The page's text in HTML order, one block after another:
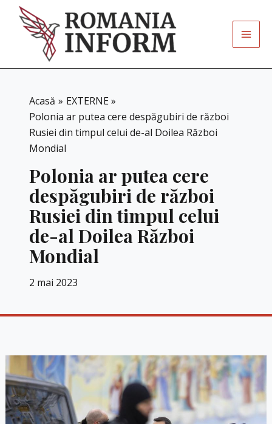
content
Acasă
EXTERNE
Polonia ar putea cere despăgubiri de război
Rusiei din timpul celui de-al Doilea Război
Mondial
Polonia ar putea cere
despăgubiri de război
Rusiei din timpul celui
de-al Doilea Război
Mondial
2 mai 2023